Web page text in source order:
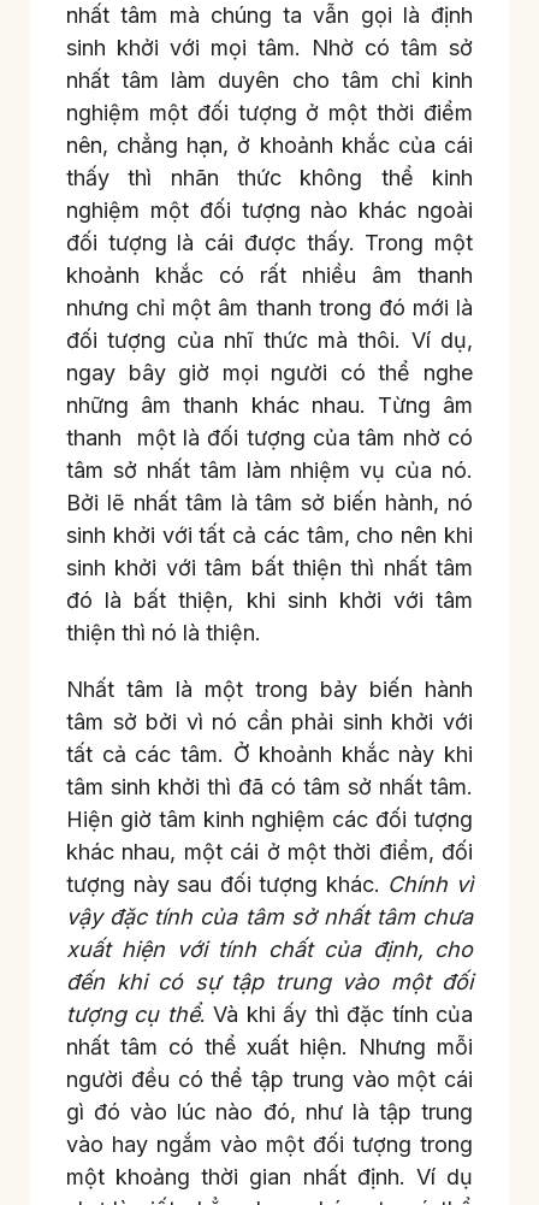
nhất tâm mà chúng ta vẫn gọi là định
sinh khởi với mọi tâm. Nhờ có tâm sở
nhất tâm làm duyên cho tâm chỉ kinh
nghiệm một đối tượng ở một thời điểm
nên, chẳng hạn, ở khoảnh khắc của cái
thấy thì nhãn thức không thể kinh
nghiệm một đối tượng nào khác ngoài
đối tượng là cái được thấy. Trong một
khoảnh khắc có rất nhiều âm thanh
nhưng chỉ một âm thanh trong đó mới là
đối tượng của nhĩ thức mà thôi. Ví dụ,
ngay bây giờ mọi người có thể nghe
những âm thanh khác nhau. Từng âm
thanh một là đối tượng của tâm nhờ có
tâm sở nhất tâm làm nhiệm vụ của nó.
Bởi lẽ nhất tâm là tâm sở biến hành, nó
sinh khởi với tất cả các tâm, cho nên khi
sinh khởi với tâm bất thiện thì nhất tâm
đó là bất thiện, khi sinh khởi với tâm
thiện thì nó là thiện.
Nhất tâm là một trong bảy biến hành
tâm sở bởi vì nó cần phải sinh khởi với
tất cả các tâm. Ở khoảnh khắc này khi
tâm sinh khởi thì đã có tâm sở nhất tâm.
Hiện giờ tâm kinh nghiệm các đối tượng
khác nhau, một cái ở một thời điểm, đối
tượng này sau đối tượng khác. Chính vì
vậy đặc tính của tâm sở nhất tâm chưa
xuất hiện với tính chất của định, cho
đến khi có sự tập trung vào một đối
tượng cụ thể. Và khi ấy thì đặc tính của
nhất tâm có thể xuất hiện. Nhưng mỗi
người đều có thể tập trung vào một cái
gì đó vào lúc nào đó, như là tập trung
vào hay ngắm vào một đối tượng trong
một khoảng thời gian nhất định. Ví dụ